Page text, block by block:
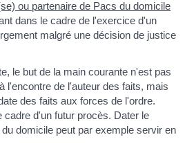
ou partenaire de Pacs du domicile
dans le cadre de l'exercice d'un
malgré une décision de justice
le but de la main courante n'est pas
l'encontre de l'auteur des faits, mais
des faits aux forces de l'ordre.
cadre d'un futur procès. Dater le
domicile peut par exemple servir en